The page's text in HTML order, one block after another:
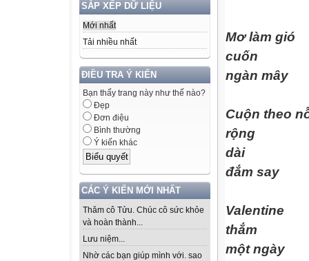
SẮP XẾP DỮ LIỆU
Mới nhất
Tải nhiều nhất
ĐIỀU TRA Ý KIẾN
Bạn thấy trang này như thế nào?
Đẹp
Đơn điệu
Bình thường
Ý kiến khác
CÁC Ý KIẾN MỚI NHẤT
Thăm cô Tửu. Chúc cô sức khỏe
và hoàn thành...
Lưu niệm...
Nhờ các bạn giúp mình với. sao
Mơ làm gió
cuốn
ngàn mây
Cuộn theo
rộng
dài
đắm say
Valentine
thắm
một ngày